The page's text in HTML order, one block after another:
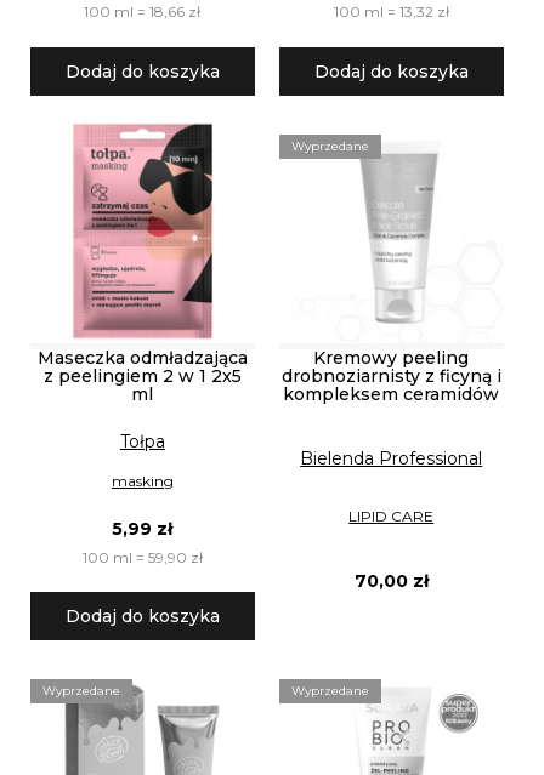
100 ml = 18,66 zł
Dodaj do koszyka
100 ml = 13,32 zł
Dodaj do koszyka
Maseczka odmładzająca
z peelingiem 2 w 1 2x5
ml
Tołpa
masking
5,99 zł
100 ml = 59,90 zł
Dodaj do koszyka
Wyprzedane
Kremowy peeling
drobnoziarnisty z ficyną i
kompleksem ceramidów
Bielenda Professional
LIPID CARE
70,00 zł
Wyprzedane Wyprzedane